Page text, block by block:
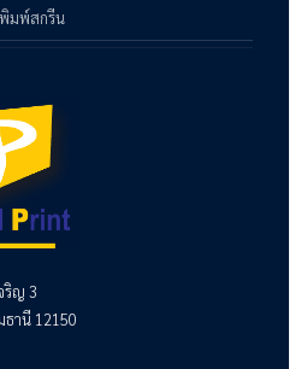
พิมพ์สกรีน
ริญ 3
านี 12150